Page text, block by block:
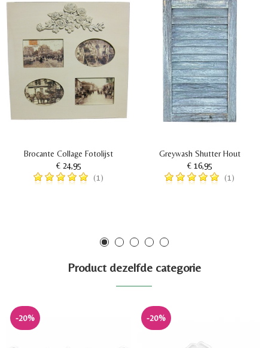
Brocante Collage Fotolijst
€ 24,95
(1)
Greywash Shutter Hout
€ 16,95
(1)
Product dezelfde categorie
-20% -20%